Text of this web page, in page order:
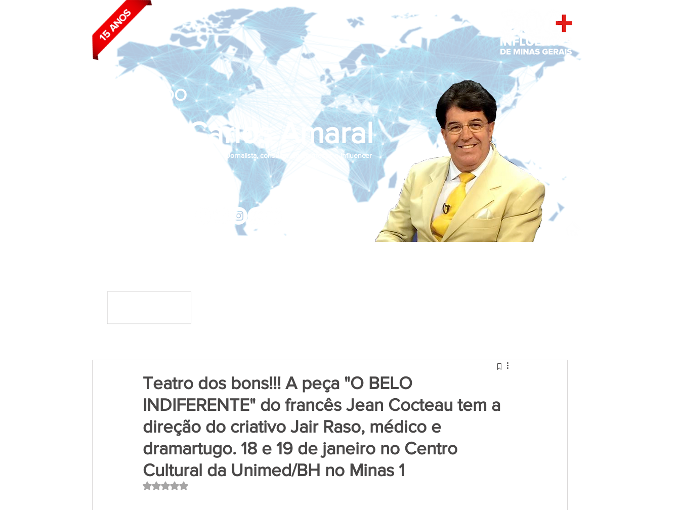
João Carlos Amaral
BLOG DO
Jornalista, consultor de empresas e influencer
Teatro dos bons!!! A peça "O BELO
INDIFERENTE" do francês Jean Cocteau tem a
direção do criativo Jair Raso, médico e
dramartugo. 18 e 19 de janeiro no Centro
Cultural da Unimed/BH no Minas 1
Avaliado com NaN de 5 estrelas.